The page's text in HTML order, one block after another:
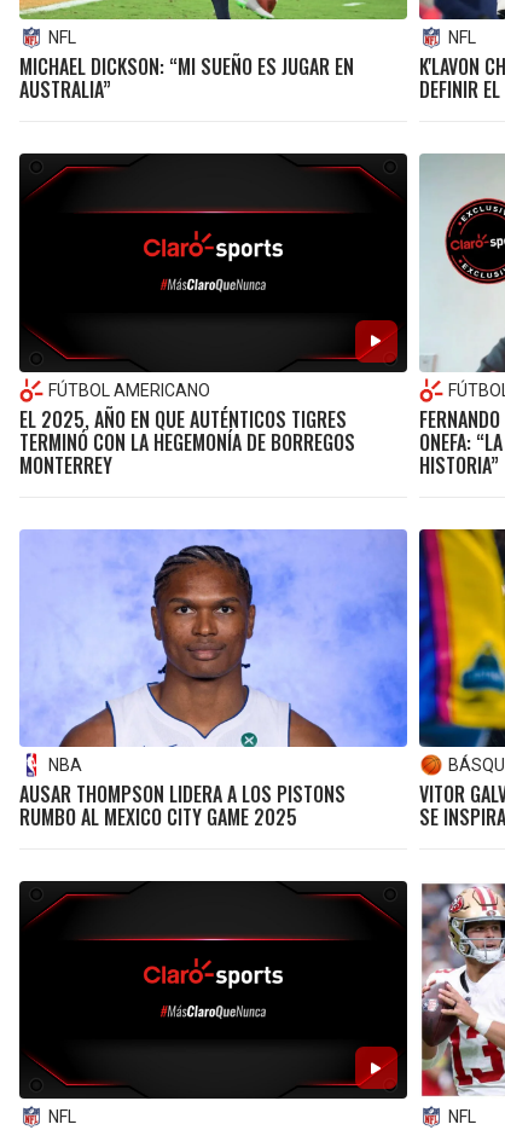
NFL
MICHAEL DICKSON: “MI SUEÑO ES JUGAR EN
AUSTRALIA”
NFL
K'LAVON
DEFINIR
FÚTBOL AMERICANO
EL 2025, AÑO EN QUE AUTÉNTICOS TIGRES
TERMINÓ CON LA HEGEMONÍA DE BORREGOS
MONTERREY
ONEFA:
HISTORIA”
NBA
AUSAR THOMPSON LIDERA A LOS PISTONS
RUMBO AL MEXICO CITY GAME 2025
VITOR
SE
NFL NFL